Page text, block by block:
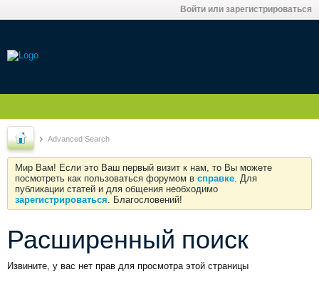
Войти или зарегистрироваться
Advanced Search
Мир Вам! Если это Ваш первый визит к нам, то Вы можете
посмотреть как пользоваться форумом в справке. Для
публикации статей и для общения необходимо
зарегистрироваться. Благословений!
Расширенный поиск
Извините, у вас нет прав для просмотра этой страницы